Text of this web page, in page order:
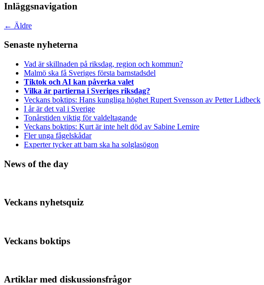
Inläggsnavigation
← Äldre
Senaste nyheterna
Vad är skillnaden på riksdag, region och kommun?
Malmö ska få Sveriges första barnstadsdel
Tiktok och AI kan påverka valet
Vilka är partierna i Sveriges riksdag?
Veckans boktips: Hans kungliga höghet Rupert Svensson av Petter Lidbeck
I år är det val i Sverige
Tonårstiden viktig för valdeltagande
Veckans boktips: Kurt är inte helt död av Sabine Lemire
Fler unga fågelskådar
Experter tycker att barn ska ha solglasögon
News of the day
Veckans nyhetsquiz
Veckans boktips
Artiklar med diskussionsfrågor